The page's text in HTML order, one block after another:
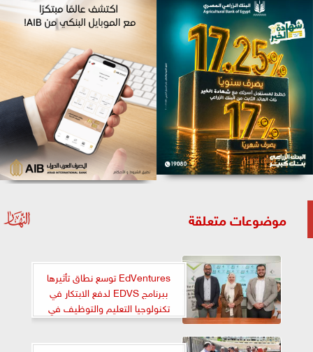
موضوعات متعلقة
EdVentures توسع نطاق تأثيرها
ببرنامج EDVS لدفع الابتكار في
تكنولوجيا التعليم والتوظيف في
مصر